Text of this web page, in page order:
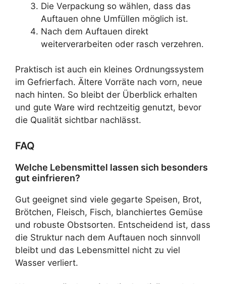
Die Verpackung so wählen, dass das
Auftauen ohne Umfüllen möglich ist.
Nach dem Auftauen direkt
weiterverarbeiten oder rasch verzehren.
Praktisch ist auch ein kleines Ordnungssystem
im Gefrierfach. Ältere Vorräte nach vorn, neue
nach hinten. So bleibt der Überblick erhalten
und gute Ware wird rechtzeitig genutzt, bevor
die Qualität sichtbar nachlässt.
FAQ
Welche Lebensmittel lassen sich besonders
gut einfrieren?
Gut geeignet sind viele gegarte Speisen, Brot,
Brötchen, Fleisch, Fisch, blanchiertes Gemüse
und robuste Obstsorten. Entscheidend ist, dass
die Struktur nach dem Auftauen noch sinnvoll
bleibt und das Lebensmittel nicht zu viel
Wasser verliert.